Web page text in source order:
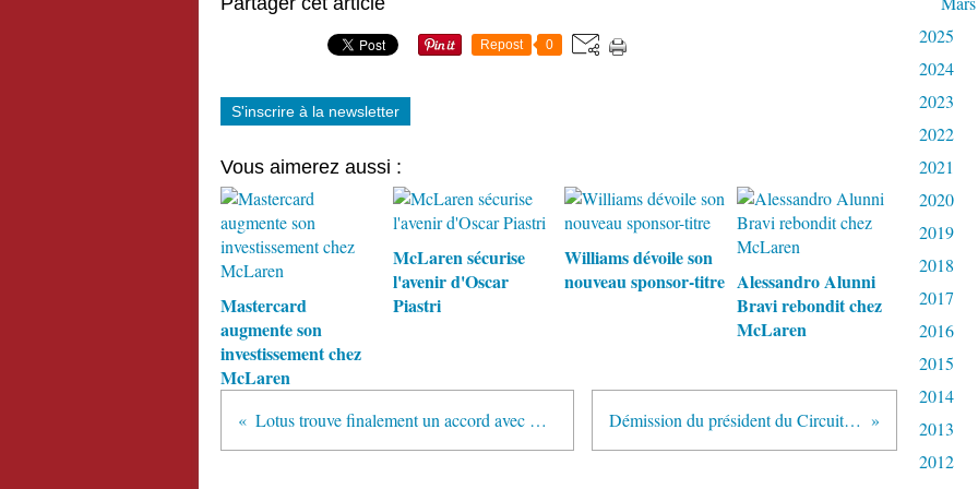
Repost 0
S'inscrire à la newsletter
Vous aimerez aussi :
Mastercard
augmente son
investissement chez
McLaren
McLaren sécurise
l'avenir d'Oscar
Piastri
Williams dévoile son
nouveau sponsor-titre Alessandro Alunni
Bravi rebondit chez
McLaren
Lotus trouve finalement un accord avec Heikki Kovalainen Démission du président du Circuit des Amériques
2025
2024
2023
2022
2021
2020
2019
2018
2017
2016
2015
2014
2013
2012